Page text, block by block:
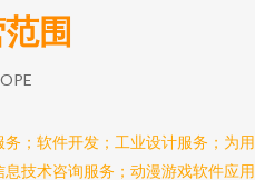
围
；软件开发；工业设计服务；为用
技术咨询服务；动漫游戏软件应用